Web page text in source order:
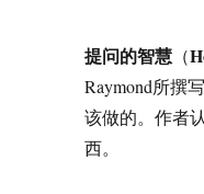
提问的智慧（
Raymond所撰
该做的。作者
西。